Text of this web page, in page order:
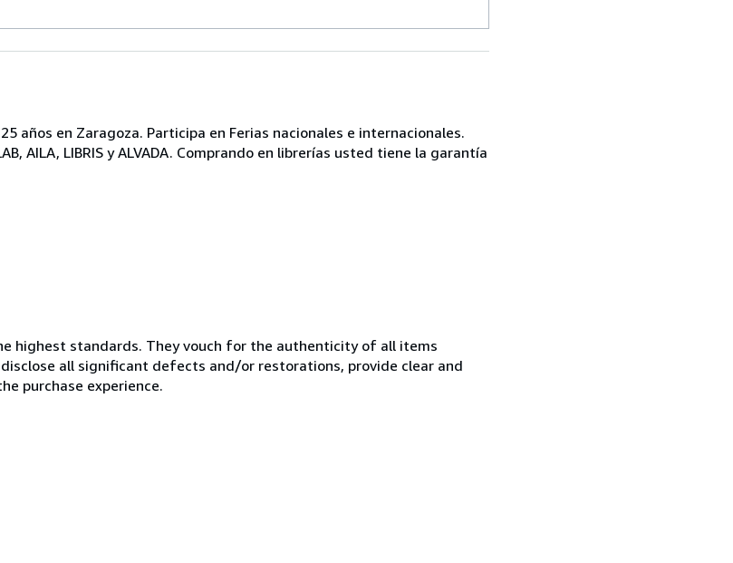
años en Zaragoza. Participa en Ferias nacionales e internacionales.
AILA, LIBRIS y ALVADA. Comprando en librerías usted tiene la garantía
highest standards. They vouch for the authenticity of all items
all significant defects and/or restorations, provide clear and
purchase experience.